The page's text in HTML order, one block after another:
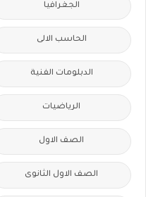
الجغرافيا
الحاسب الالى
الدبلومات الفنية
الرياضيات
الصف الاول
الصف الاول الثانوى